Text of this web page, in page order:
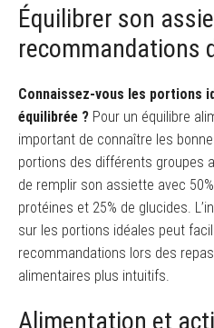
Équilibrer son
recommandations
Connaissez-vous les portions
équilibrée ? Pour un équilibre
important de connaître les
portions des différents groupes
de remplir son assiette avec
protéines et 25% de glucides.
sur les portions idéales peut
recommandations lors des
alimentaires plus intuitifs.
Alimentation et